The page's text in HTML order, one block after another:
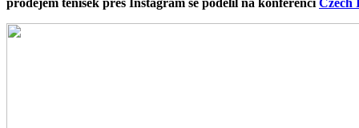
prodejem tenisek přes Instagram se podělil na konferenciCzech